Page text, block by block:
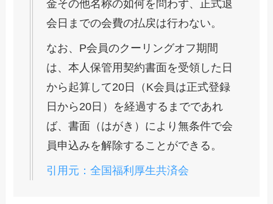
金その他名称の如何を問わず、正式退
会日までの会費の払戻は行わない。
なお、P会員のクーリングオフ期間
は、本人保管用契約書面を受領した日
から起算して20日（K会員は正式登録
日から20日）を経過するまでであれ
ば、書面（はがき）により無条件で会
員申込みを解除することができる。
引用元：全国福利厚生共済会